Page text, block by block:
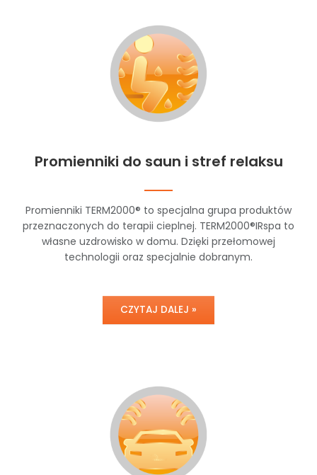
Promienniki do saun i stref relaksu
Promienniki TERM2000® to specjalna grupa produktów
przeznaczonych do terapii cieplnej. TERM2000®IRspa to
własne uzdrowisko w domu. Dzięki przełomowej
technologii oraz specjalnie dobranym.
CZYTAJ DALEJ »